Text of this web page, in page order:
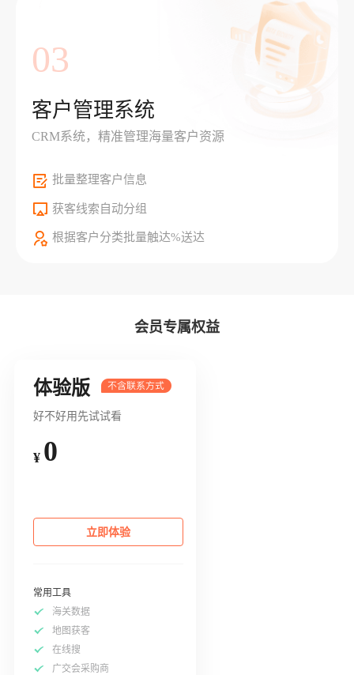
03
客户管理系统
CRM系统，精准管理海量客户资源
批量整理客户信息
获客线索自动分组
根据客户分类批量触达%送达
会员专属权益
体验版
好不好用先试试看
¥ 0
立即体验
常用工具
海关数据
地图获客
在线搜
广交会采购商